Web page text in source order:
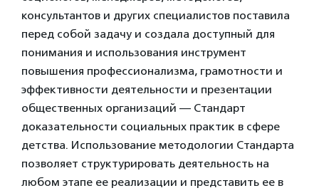
консультантов и других специалистов поставила
перед собой задачу и создала доступный для
понимания и использования инструмент
повышения профессионализма, грамотности и
эффективности деятельности и презентации
общественных организаций — Стандарт
доказательности социальных практик в сфере
детства. Использование методологии Стандарта
позволяет структурировать деятельность на
любом этапе ее реализации и представить ее в